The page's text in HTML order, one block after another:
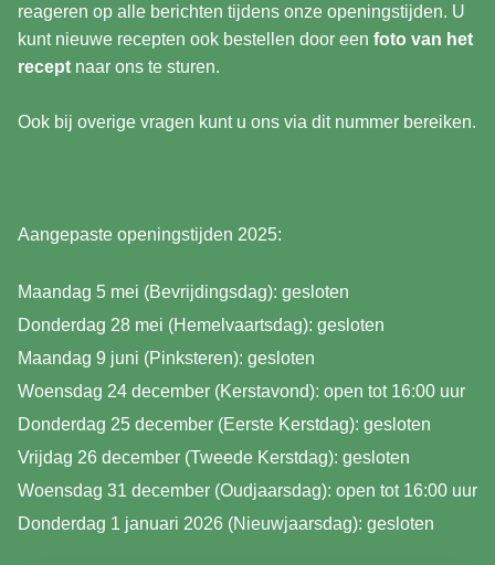
reageren op alle berichten tijdens onze openingstijden. U
kunt nieuwe recepten ook bestellen door een foto van het
recept naar ons te sturen.
Ook bij overige vragen kunt u ons via dit nummer bereiken.
Aangepaste openingstijden 2025:
Maandag 5 mei (Bevrijdingsdag): gesloten
Donderdag 28 mei (Hemelvaartsdag): gesloten
Maandag 9 juni (Pinksteren): gesloten
Woensdag 24 december (Kerstavond): open tot 16:00 uur
Donderdag 25 december (Eerste Kerstdag): gesloten
Vrijdag 26 december (Tweede Kerstdag): gesloten
Woensdag 31 december (Oudjaarsdag): open tot 16:00 uur
Donderdag 1 januari 2026 (Nieuwjaarsdag): gesloten